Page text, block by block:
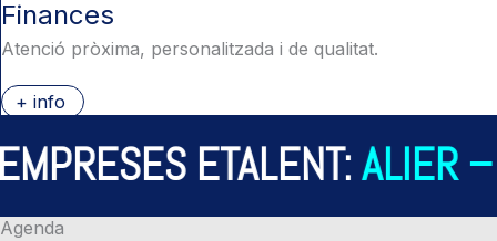
Finances
Atenció pròxima, personalitzada i de qualitat.
+ info
ETALENT:ALIER –
Agenda